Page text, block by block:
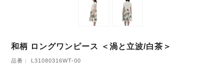
和柄 ロングワンピース ＜渦と立波/白茶＞
品番： L31080316WT-00